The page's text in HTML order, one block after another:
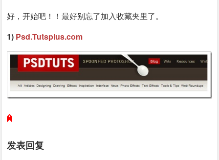
好，开始吧！！最好别忘了加入收藏夹里了。
1) Psd.Tutsplus.com
发表回复